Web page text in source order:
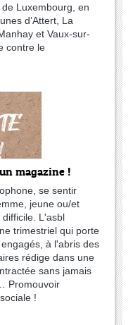
Luxembourg, en
d’Attert, La
et Vaux-sur-
contre le
magazine !
se sentir
jeune ou/et
L'asbl
trimestriel qui porte
à l'abris des
rédige dans une
sans jamais
Promouvoir
!